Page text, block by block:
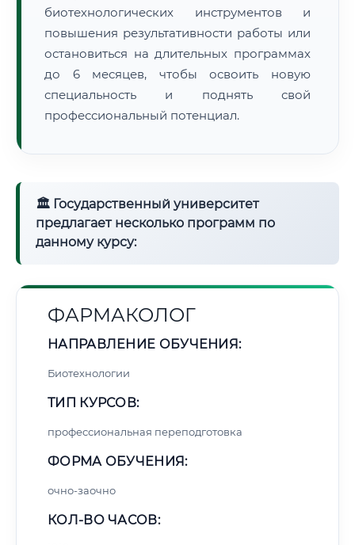
биотехнологических инструментов и
повышения результативности работы или
остановиться на длительных программах
до 6 месяцев, чтобы освоить новую
специальность и поднять свой
профессиональный потенциал.
🏛 Государственный университет
предлагает несколько программ по
данному курсу:
ФАРМАКОЛОГ
НАПРАВЛЕНИЕ ОБУЧЕНИЯ:
Биотехнологии
ТИП КУРСОВ:
профессиональная переподготовка
ФОРМА ОБУЧЕНИЯ:
очно-заочно
КОЛ-ВО ЧАСОВ: